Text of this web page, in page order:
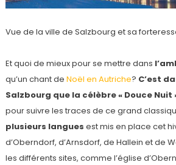
Vue de la ville de Salzbourg et sa
Et quoi de mieux pour se mettre dans
qu’un chant de Noël en Autriche? C’est
Salzbourg que la célèbre « Douce Nuit
pour suivre les traces de ce grand
plusieurs langues est mis en place cet
d’Oberndorf, d’Arnsdorf, de Hallein et de
les différents sites, comme l’église